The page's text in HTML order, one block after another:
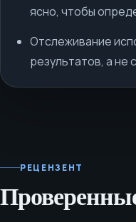
ясно, чтобы
Отслеживание
результатов, а
РЕЦЕНЗЕНТ